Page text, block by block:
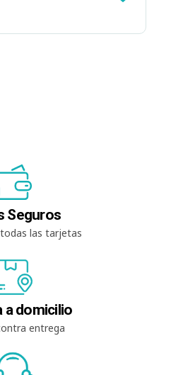
Seguros
las tarjetas
a domicilio
entrega